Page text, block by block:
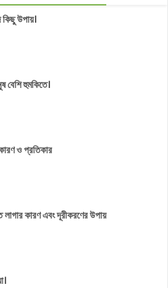
কিছু উপায়।
বেশি হুমকিতে।
ও প্রতিকার
কারণ এবং দূরীকরণের উপায়